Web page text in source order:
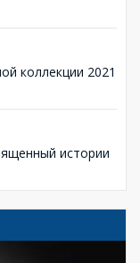
коллекции 2021
истории